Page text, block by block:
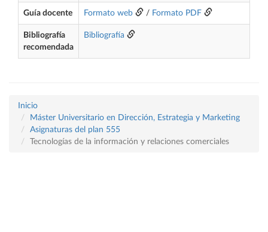
Guía docente Formato web / Formato PDF
Bibliografía
recomendada
Bibliografía
Inicio
Máster Universitario en Dirección, Estrategia y Marketing
Asignaturas del plan 555
Tecnologías de la información y relaciones comerciales